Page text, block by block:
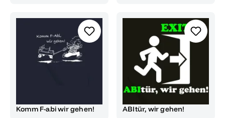
Komm F-abi wir gehen! ABItür, wir gehen!